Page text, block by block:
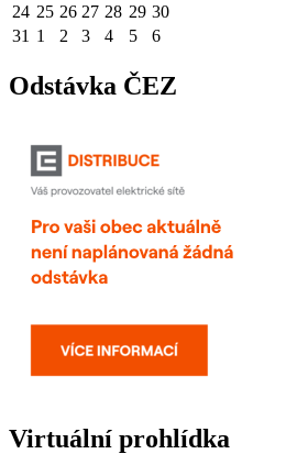
24 25 26 27 28 29 30
31 1 2 3 4 5 6
Odstávka ČEZ
Virtuální prohlídka